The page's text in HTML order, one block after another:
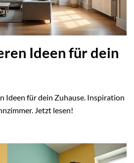
Ideen für dein
Ideen für dein Zuhause. Inspiration
Jetzt lesen!